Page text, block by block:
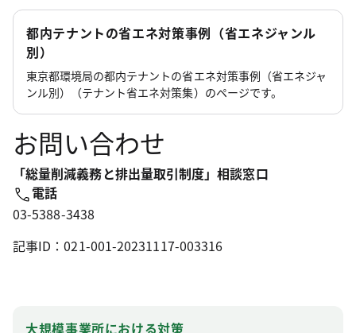
都内テナントの省エネ対策事例（省エネジャンル
別）
東京都環境局の都内テナントの省エネ対策事例（省エネジャ
ンル別）（テナント省エネ対策集）のページです。
お問い合わせ
「総量削減義務と排出量取引制度」相談窓口
電話
03-5388-3438
記事ID：021-001-20231117-003316
大規模事業所における対策